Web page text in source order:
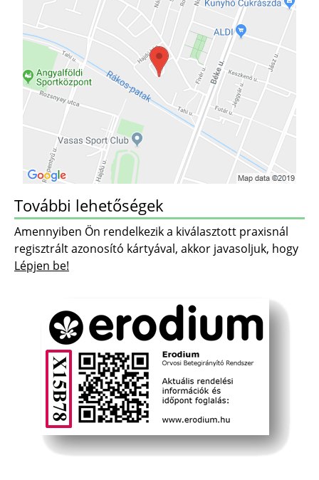
További lehetőségek
Amennyiben Ön rendelkezik a kiválasztott praxisnál
regisztrált azonosító kártyával, akkor javasoljuk, hogy
Lépjen be!